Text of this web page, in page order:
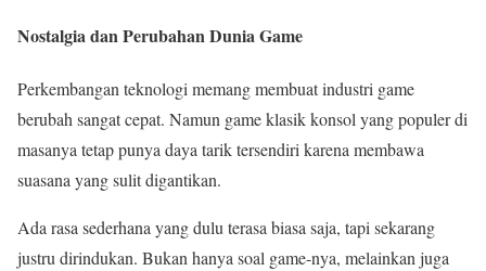
Nostalgia dan Perubahan Dunia Game
Perkembangan teknologi memang membuat industri game
berubah sangat cepat. Namun game klasik konsol yang populer di
masanya tetap punya daya tarik tersendiri karena membawa
suasana yang sulit digantikan.
Ada rasa sederhana yang dulu terasa biasa saja, tapi sekarang
justru dirindukan. Bukan hanya soal game-nya, melainkan juga